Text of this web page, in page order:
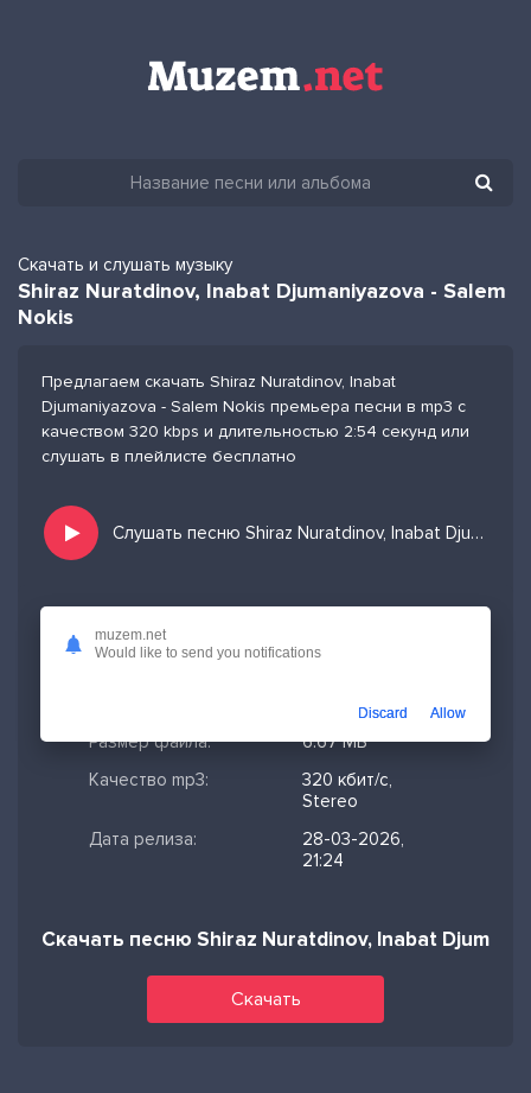
Скачать и слушать музыку
Shiraz Nuratdinov, Inabat Djumaniyazova - Salem
Nokis
Предлагаем скачать Shiraz Nuratdinov, Inabat
Djumaniyazova - Salem Nokis премьера песни в mp3 с
качеством 320 kbps и длительностью 2:54 секунд или
слушать в плейлисте бесплатно
Слушать песню Shiraz Nuratdinov, Inabat Djumaniyazova - Salem Nokis и добавить в избранных
Скачано:
Размер файла:
6.67 МБ
Качество mp3:
320 кбит/с,
Stereo
Дата релиза:
28-03-2026,
21:24
Скачать песню Shiraz Nuratdinov, Inabat
Скачать
muzem.net
Would like to send you notifications
Discard Allow